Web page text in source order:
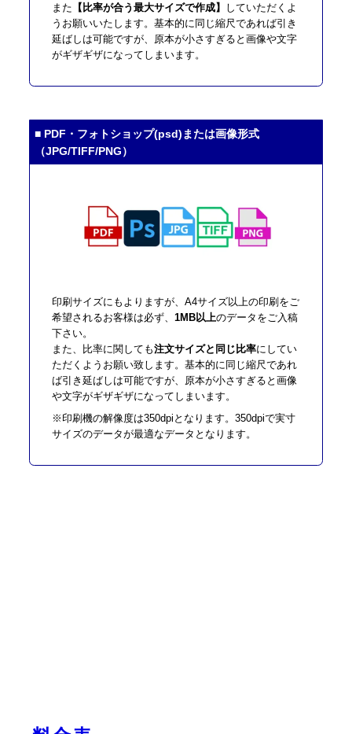
また 【比率が合う最大サイズで作成】
していただくよ
うお願いいたします。基本的に同じ縮尺であれば引き
延ばしは可能ですが、原本が小さすぎると画像や文字
がギザギザになってしまいます。
■ PDF・フォトショップ(psd)または画像形式
（JPG/TIFF/PNG）
印刷サイズにもよりますが、A4サイズ以上の印刷をご
希望されるお客様は必ず、1MB以上のデータをご入稿
下さい。
また、比率に関しても注文サイズと同じ比率にしてい
ただくようお願い致します。基本的に同じ縮尺であれ
ば引き延ばしは可能ですが、原本が小さすぎると画像
や文字がギザギザになってしまいます。
※印刷機の解像度は350dpiとなります。350dpiで実寸
サイズのデータが最適なデータとなります。